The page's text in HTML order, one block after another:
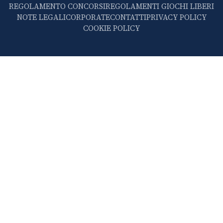
REGOLAMENTO CONCORSIREGOLAMENTI GIOCHI LIBERI
NOTE LEGALICORPORATECONTATTIPRIVACY POLICY
COOKIE POLICY